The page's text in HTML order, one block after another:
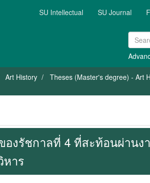
SU Intellectual SU Journal
Art History
Theses (Master's degree) -
งรัชกาลที่ 4 ที่สะท้อนผ่านง
าร